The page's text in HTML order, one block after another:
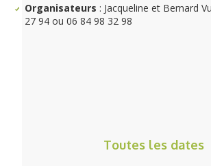
Organisateurs : Jacqueline et Bernard
27 94 ou 06 84 98 32 98
Toutes les dates